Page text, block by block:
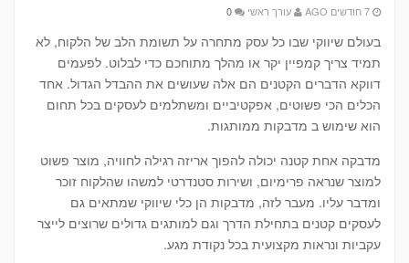
עורך ראשי 0
בעולם שיווקי שבו כל עסק מתחרה על תשומת הלב של הלקוח, לא
תמיד צריך קמפיין יקר או מהלך מתוחכם כדי לבלוט. לפעמים
דווקא הדברים הקטנים הם אלה שעושים את ההבדל הגדול. אחד
הכלים הכי פשוטים, אפקטיביים ומשתלמים לעסקים בכל תחום
הוא שימוש ב מדבקות ממותגות.
מדבקה אחת קטנה יכולה להפוך אריזה רגילה לחוויה, מוצר פשוט
למוצר שנראה פרימיום, ושירות סטנדרטי למשהו שהלקוח זוכר
ומדבר עליו. מעבר לזה, מדבקות הן כלי שיווקי שמתאים גם
לעסקים קטנים בתחילת הדרך וגם למותגים גדולים שרוצים לייצר
עקביות ונראות מקצועית בכל נקודת מגע.